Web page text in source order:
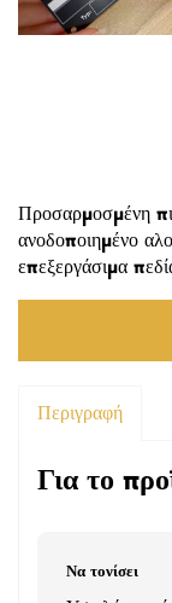
Προσαρμοσμένη
ανοδοποιημένο
επεξεργάσιμα
Περιγραφή
Για το
Να τονίσει